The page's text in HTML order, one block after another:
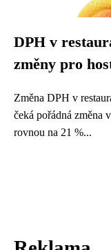
DPH v
změny pro
Změna DPH v
čeká pořádná změna
rovnou na 21 %...